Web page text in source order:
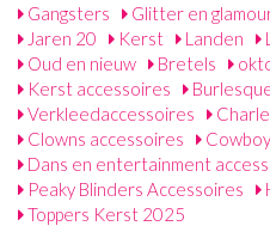
Gangsters
Glitter en
Jaren 20
Kerst Landen
Oud en nieuw
Bretels
Kerst accessoires
Verkleedaccessoires
Clowns accessoires
Dans en entertainment
Peaky Blinders Accessoires
Toppers Kerst 2025